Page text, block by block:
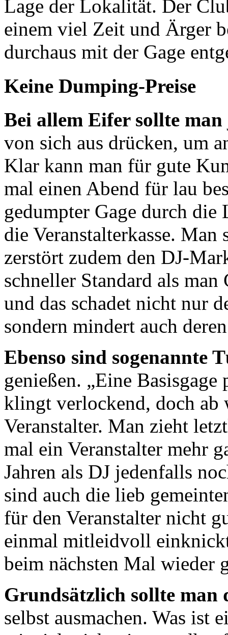
Lage der Lokalität. Der
einem viel Zeit und Ärger
durchaus mit der Gage
Keine Dumping-Preise
Bei allem Eifer sollte man
von sich aus drücken, um
Klar kann man für gute
mal einen Abend für lau
gedumpter Gage durch
die Veranstalterkasse.
zerstört zudem den DJ-
schneller Standard als
und das schadet nicht nur
sondern mindert auch
Ebenso sind sogenannte
genießen. „Eine
klingt verlockend, doch ab
Veranstalter. Man zieht
mal ein Veranstalter mehr
Jahren als DJ jedenfalls
sind auch die lieb
für den Veranstalter nicht
einmal mitleidvoll
beim nächsten Mal wieder
Grundsätzlich sollte man
selbst ausmachen. Was ist